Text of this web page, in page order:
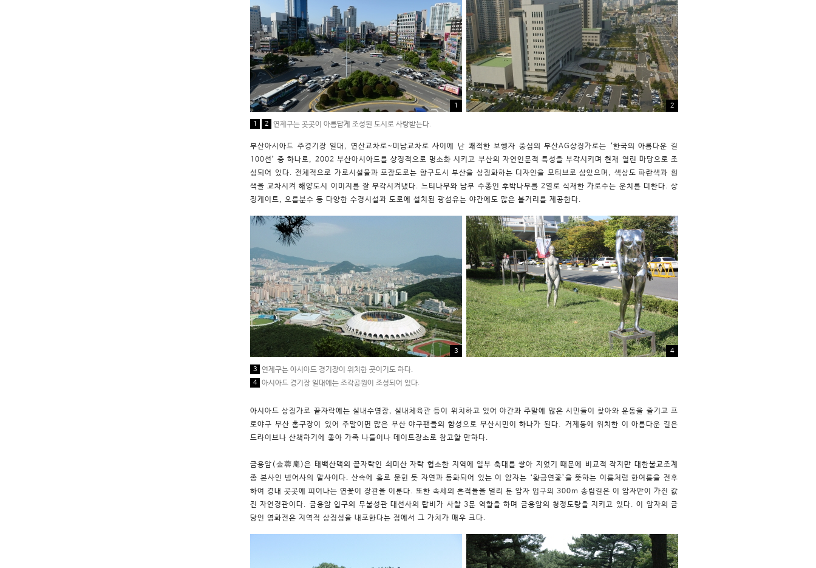
1 2
1 2 연제구는 곳곳이 아름답게 조성된 도시로 사랑받는다.
부산아시아드 주경기장 일대, 연산교차로~미남교차로 사이에 난 쾌적한 보행자 중심의 부산AG상징가로는 ‘한국의 아름다운 길
100선’ 중 하나로, 2002 부산아시아드를 상징적으로 명소화 시키고 부산의 자연인문적 특성을 부각시키며 현재 열린 마당으로 조
성되어 있다. 전체적으로 가로시설물과 포장도로는 항구도시 부산을 상징화하는 디자인을 모티브로 삼았으며, 색상도 파란색과 흰
색을 교차시켜 해양도시 이미지를 잘 부각시켜냈다. 느티나무와 남부 수종인 후박나무를 2열로 식재한 가로수는 운치를 더한다. 상
징게이트, 오름분수 등 다양한 수경시설과 도로에 설치된 광섬유는 야간에도 많은 볼거리를 제공한다.
3 4
3 연제구는 아시아드 경기장이 위치한 곳이기도 하다.
4 아시아드 경기장 일대에는 조각공원이 조성되어 있다.
아시아드 상징가로 끝자락에는 실내수영장, 실내체육관 등이 위치하고 있어 야간과 주말에 많은 시민들이 찾아와 운동을 즐기고 프
로야구 부산 홈구장이 있어 주말이면 많은 부산 야구팬들의 함성으로 부산시민이 하나가 된다. 거제동에 위치한 이 아름다운 길은
드라이브나 산책하기에 좋아 가족 나들이나 데이트장소로 참고할 만하다.
금용암(金蓉庵)은 태백산맥의 끝자락인 쇠미산 자락 협소한 지역에 일부 축대를 쌓아 지었기 때문에 비교적 작지만 대한불교조계
종 본사인 범어사의 말사이다. 산속에 홀로 묻힌 듯 자연과 동화되어 있는 이 암자는 ‘황금연꽃’을 뜻하는 이름처럼 한여름을 전후
하여 경내 곳곳에 피어나는 연꽃이 장관을 이룬다. 또한 속세의 흔적들을 멀리 둔 암자 입구의 300m 송림길은 이 암자만이 가진 값
진 자연경관이다. 금용암 입구의 무불성관 대선사의 탑비가 사찰 3문 역할을 하며 금용암의 청정도량을 지키고 있다. 이 암자의 금
당인 염화전은 지역적 상징성을 내포한다는 점에서 그 가치가 매우 크다.